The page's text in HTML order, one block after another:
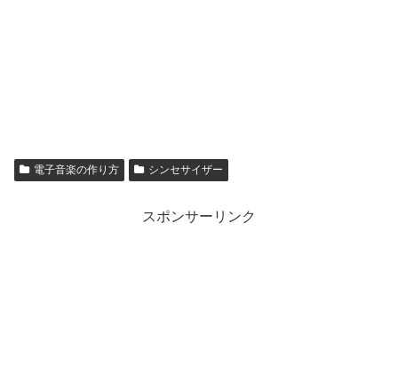
電子音楽の作り方 シンセサイザー
スポンサーリンク